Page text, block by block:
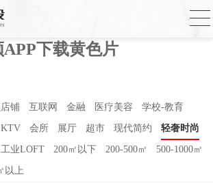
网站下载进入,芭乐APP下载
破解,芭乐视频APP下载
下载黄色片
铺 互联网 金融 医疗美容 学校-教育
KTV 会所 展厅 超市 现代简约 轻奢时尚
工业LOFT 200㎡以下 200-500㎡ 500-1000㎡
以上